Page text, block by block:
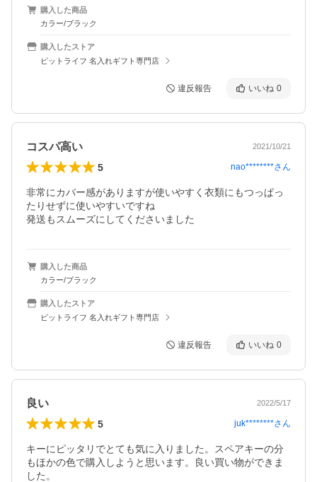
購入した商品
カラー/ブラック
購入したストア
ピットライフ 名入れギフト専門店
違反報告 いいね 0
コスパ高い 2021/10/21
5 nao********さん
非常にカバー感がありますが使いやすく衣類にもつっぱっ
たりせずに使いやすいですね
発送もスムーズにしてくださいました
購入した商品
カラー/ブラック
購入したストア
ピットライフ 名入れギフト専門店
違反報告 いいね 0
良い 2022/5/17
5 juk********さん
キーにピッタリでとても気に入りました。スペアキーの分
もほかの色で購入しようと思います。良い買い物ができま
した。